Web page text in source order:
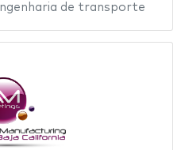
de transporte